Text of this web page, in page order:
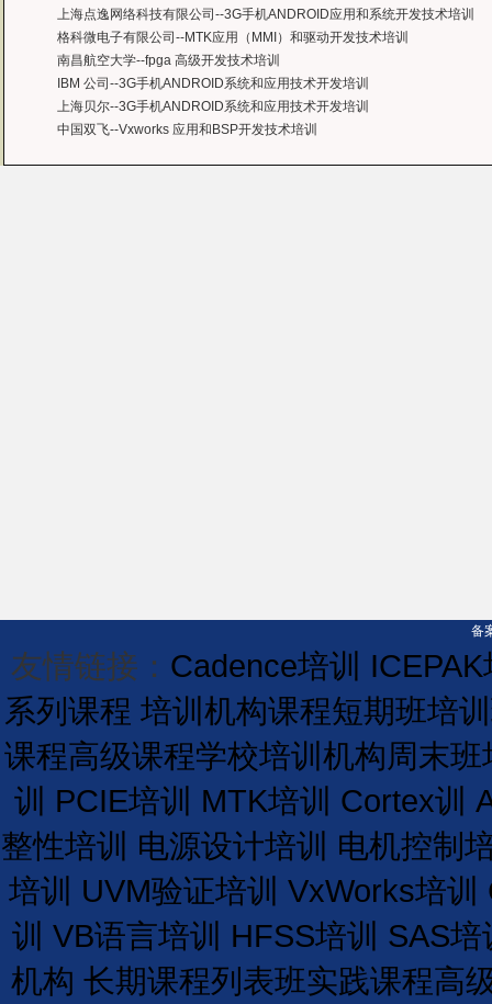
上海点逸网络科技有限公司--3G手机ANDROID应用和系统开发技术培训
格科微电子有限公司--MTK应用（MMI）和驱动开发技术培训
南昌航空大学--fpga 高级开发技术培训
IBM 公司--3G手机ANDROID系统和应用技术开发培训
上海贝尔--3G手机ANDROID系统和应用技术开发培训
中国双飞--Vxworks 应用和BSP开发技术培训
备
友情链接： Cadence培训
系列课程 培训机构课程短期班培训
课程高级课程学校培训 机构周末班
训 PCIE培训 MTK培训 Cortex训
整性培训 电源设计培训 电机控制
培训 UVM验证培训 VxWorks培训
训 VB语言培训 HFSS培训 SAS培
机构 长期课程列表班实践课程高